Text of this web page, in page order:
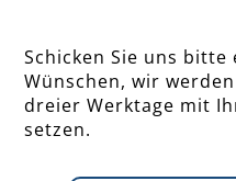
Schicken Sie uns
Wünschen, wir
dreier Werktage mit
setzen.